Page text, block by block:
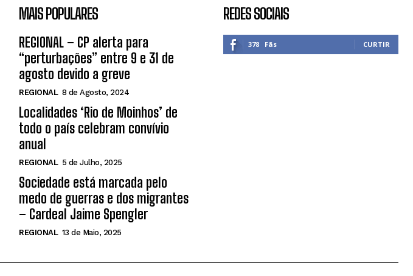
MAIS POPULARES
REGIONAL – CP alerta para
“perturbações” entre 9 e 31 de
agosto devido a greve
REGIONAL 8 de Agosto, 2024
Localidades ‘Rio de Moinhos’ de
todo o país celebram convívio
anual
REGIONAL 5 de Julho, 2025
Sociedade está marcada pelo
medo de guerras e dos migrantes
– Cardeal Jaime Spengler
REGIONAL 13 de Maio, 2025
REDES SOCIAIS
378 Fãs CURTIR